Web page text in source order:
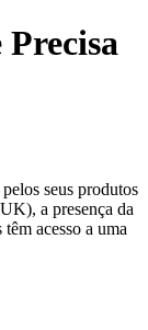
seus produtos
a presença da
acesso a uma